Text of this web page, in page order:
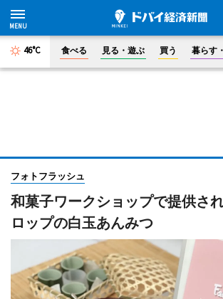
46°C 食べる 見る・遊ぶ 買う 暮らす
フォトフラッシュ
和菓子ワークショップで提供さ
ロップの白玉あんみつ